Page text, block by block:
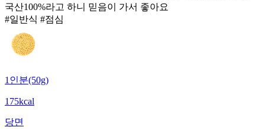
국산100%라고 하니 믿음이 가서 좋아요
#일반식 #점심
1인분(50g)
175kcal
당면